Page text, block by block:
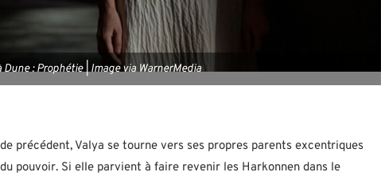
Dune : Prophétie | Image via WarnerMedia
précédent, Valya se tourne vers ses propres parents excentriques
pouvoir. Si elle parvient à faire revenir les Harkonnen dans le